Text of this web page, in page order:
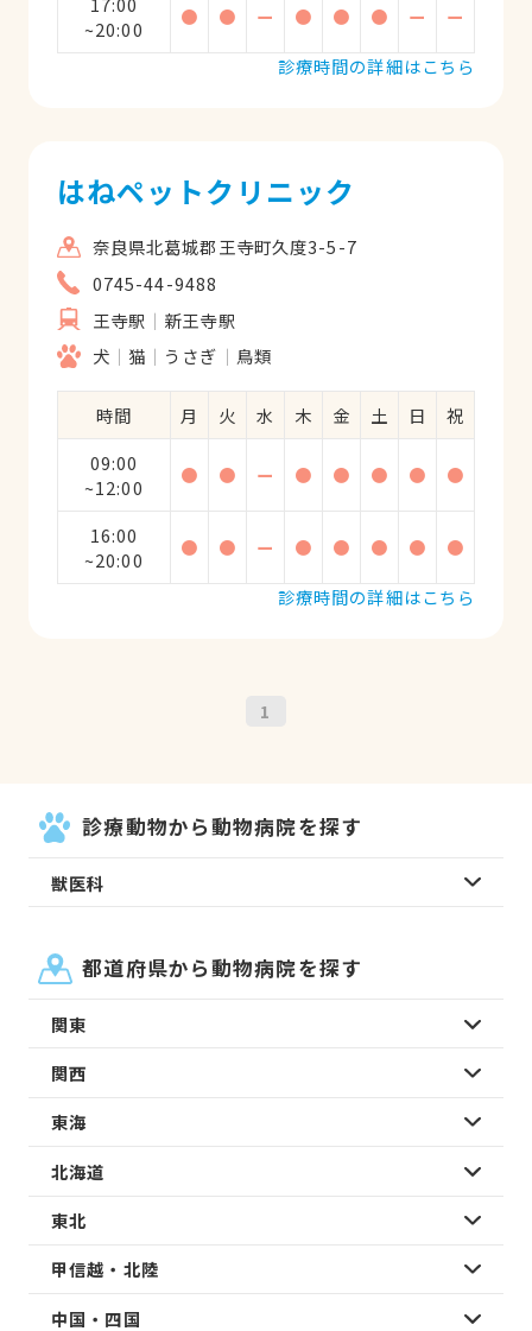
~20:00
● ● ー ● ● ● ー
ー
診療時間の詳細はこちら
はねペットクリニック
奈良県北葛城郡王寺町久度3-5-7
0745-44-9488
王寺駅
新王寺駅
犬
猫 うさぎ 鳥類
時間 月 火 水 木 金 土 日
祝
09:00
~12:00
● ● ー ● ● ● ● ●
16:00
~20:00
● ● ー ● ● ● ●
●
診療時間の詳細はこちら
1
診療動物から動物病院を探す
獣医科
都道府県から動物病院を探す
関東
関西
東海
北海道
東北
甲信越・北陸
中国・四国